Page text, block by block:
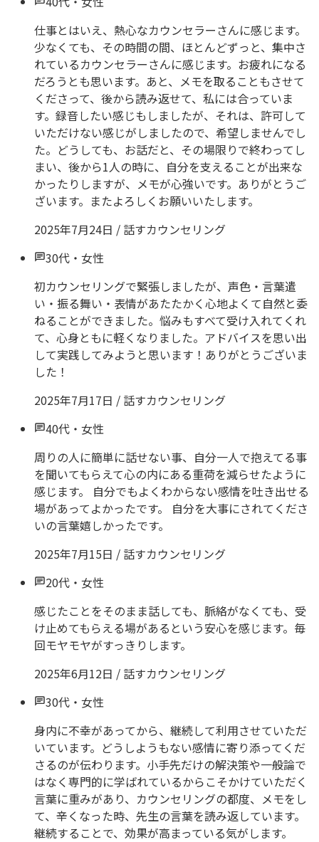
仕事とはいえ、熱心なカウンセラーさんに感じます。
少なくても、その時間の間、ほとんどずっと、集中さ
れているカウンセラーさんに感じます。お疲れになる
だろうとも思います。あと、メモを取ることもさせて
くださって、後から読み返せて、私には合っていま
す。録音したい感じもしましたが、それは、許可して
いただけない感じがしましたので、希望しませんでし
た。どうしても、お話だと、その場限りで終わってし
まい、後から1人の時に、自分を支えることが出来な
かったりしますが、メモが心強いです。ありがとうご
ざいます。またよろしくお願いいたします。
2025年7月24日 / 話すカウンセリング
30代 ・ 女性
初カウンセリングで緊張しましたが、声色・言葉遣
い・振る舞い・表情があたたかく心地よくて自然と委
ねることができました。悩みもすべて受け入れてくれ
て、心身ともに軽くなりました。アドバイスを思い出
して実践してみようと思います！ありがとうございま
した！
2025年7月17日 / 話すカウンセリング
40代 ・ 女性
周りの人に簡単に話せない事、自分一人で抱えてる事
を聞いてもらえて心の内にある重荷を減らせたように
感じます。 自分でもよくわからない感情を吐き出せる
場があってよかったです。 自分を大事にされてくださ
いの言葉嬉しかったです。
2025年7月15日 / 話すカウンセリング
20代 ・ 女性
感じたことをそのまま話しても、脈絡がなくても、受
け止めてもらえる場があるという安心を感じます。毎
回モヤモヤがすっきりします。
2025年6月12日 / 話すカウンセリング
30代 ・ 女性
身内に不幸があってから、継続して利用させていただ
いています。どうしようもない感情に寄り添ってくだ
さるのが伝わります。小手先だけの解決策や一般論で
はなく専門的に学ばれているからこそかけていただく
言葉に重みがあり、カウンセリングの都度、メモをし
て、辛くなった時、先生の言葉を読み返しています。
継続することで、効果が高まっている気がします。